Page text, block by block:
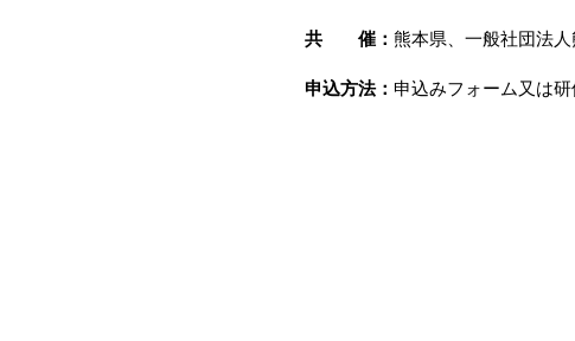
共 催：熊本県、一般社団法
申込方法： 申込みフォーム又は